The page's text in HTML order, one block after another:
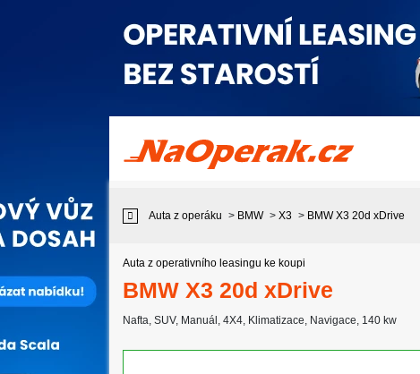
Prodej auta z operativního leasingu BMW X3 20d xDrive
Auta z operáku > BMW > X3 > BMW X3 20d xDrive
Auta z operativního leasingu ke koupi
BMW X3 20d xDrive
Nafta, SUV, Manuál , 4X4, Klimatizace, Navigace, 140 kw